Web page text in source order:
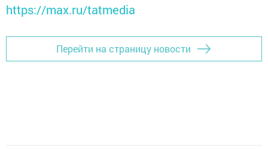
https://max.ru/tatmedia
Перейти на страницу новости